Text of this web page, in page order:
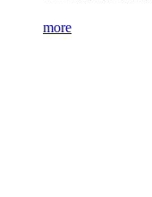
more